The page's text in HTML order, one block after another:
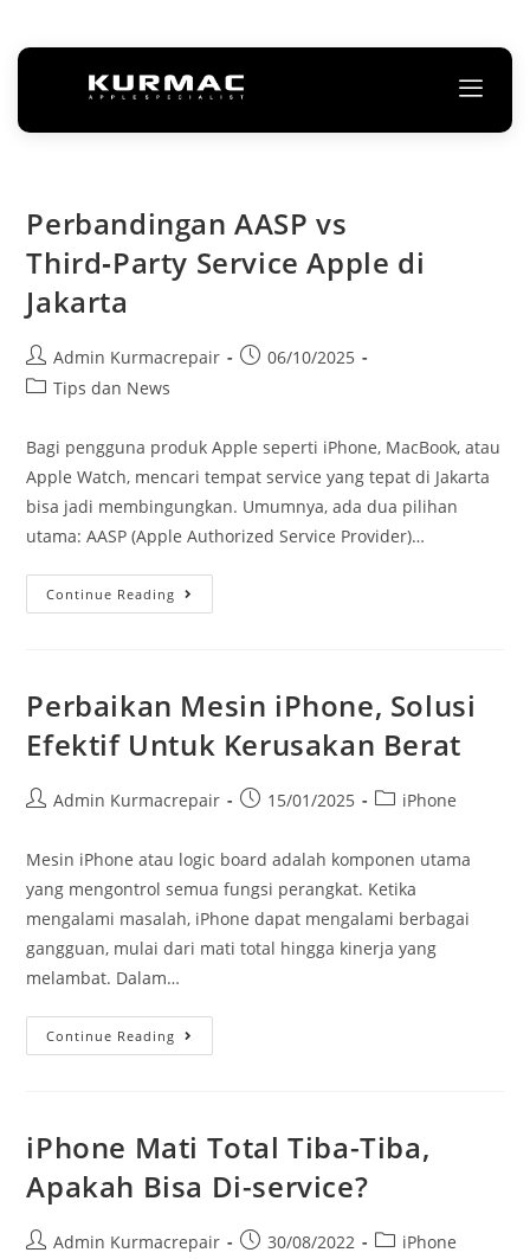
Perbandingan AASP vs
Third‑Party Service Apple di
Jakarta
Admin Kurmacrepair
06/10/2025
Tips dan News
Bagi pengguna produk Apple seperti iPhone, MacBook, atau
Apple Watch, mencari tempat service yang tepat di Jakarta
bisa jadi membingungkan. Umumnya, ada dua pilihan
utama: AASP (Apple Authorized Service Provider)…
Continue Reading
Perbaikan Mesin iPhone, Solusi
Efektif Untuk Kerusakan Berat
Admin Kurmacrepair 15/01/2025 iPhone
Mesin iPhone atau logic board adalah komponen utama
yang mengontrol semua fungsi perangkat. Ketika
mengalami masalah, iPhone dapat mengalami berbagai
gangguan, mulai dari mati total hingga kinerja yang
melambat. Dalam…
Continue Reading
iPhone Mati Total Tiba-Tiba,
Apakah Bisa Di-service?
Admin Kurmacrepair 30/08/2022 iPhone